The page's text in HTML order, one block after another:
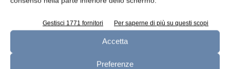
Gestisci 1771 fornitori Per saperne di più su questi scopi
Accetta
Preferenze
malattie e nel supporto nell’adozione di stili di
vita più salutari è stato attentamente
affrontato in questa ricerca.